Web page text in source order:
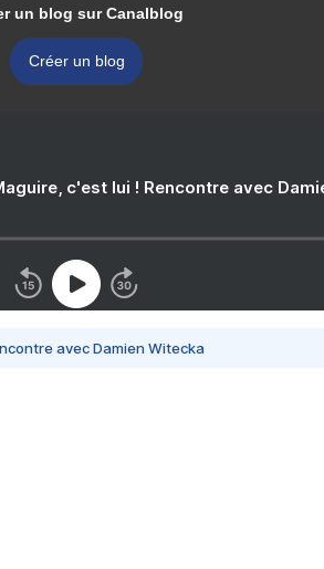
un blog sur Canalblog
Créer un blog
c'est lui ! Rencontre avec
avec Damien Witecka